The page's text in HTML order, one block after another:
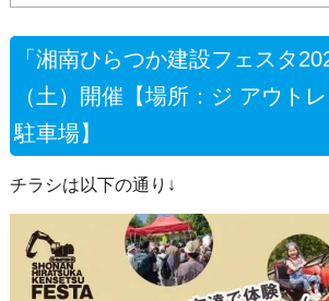
「湘南ひらつか建設フェスタ
（土）開催【場所：ジ アウト
駐車場】
チラシは以下の通り↓